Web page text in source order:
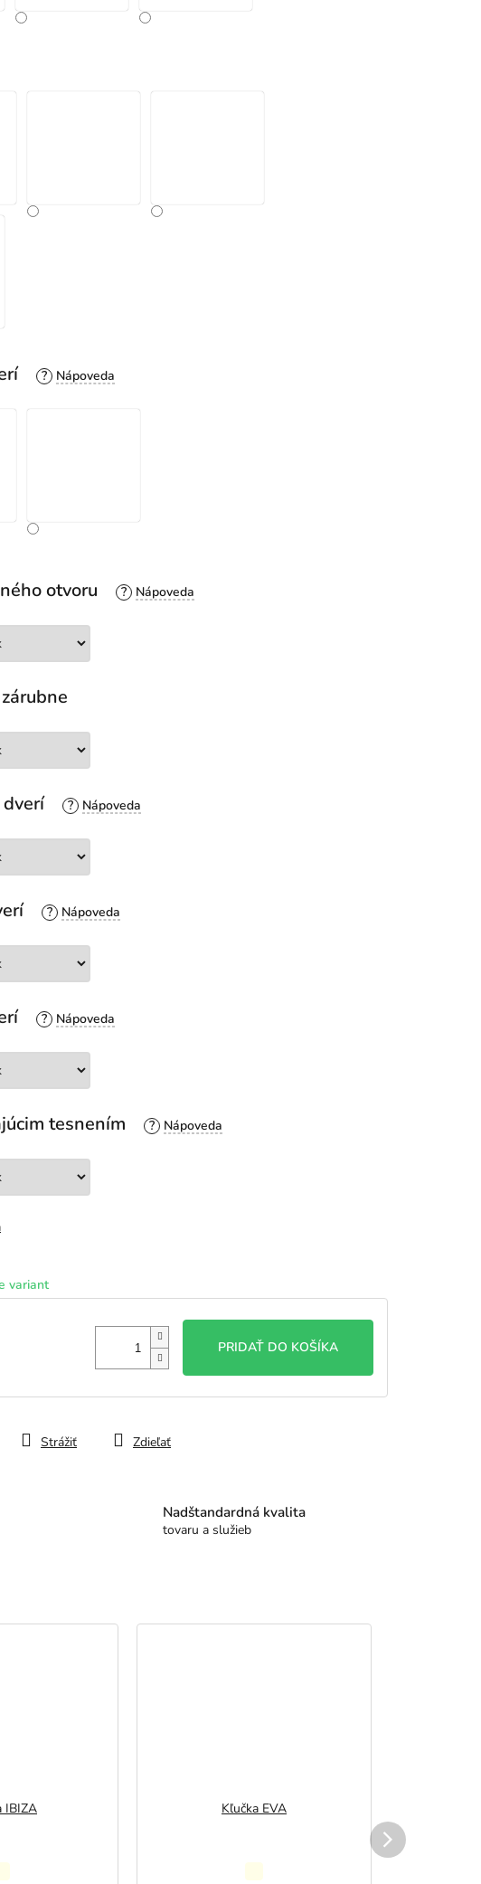
variant
?
otvoru ?
dverí ?
?
?
tesnením ?
PRIDAŤ DO KOŠÍKA
Strážiť Zdieľať
Nadštandardná kvalita
tovaru a služieb
IBIZA Kľučka EVA